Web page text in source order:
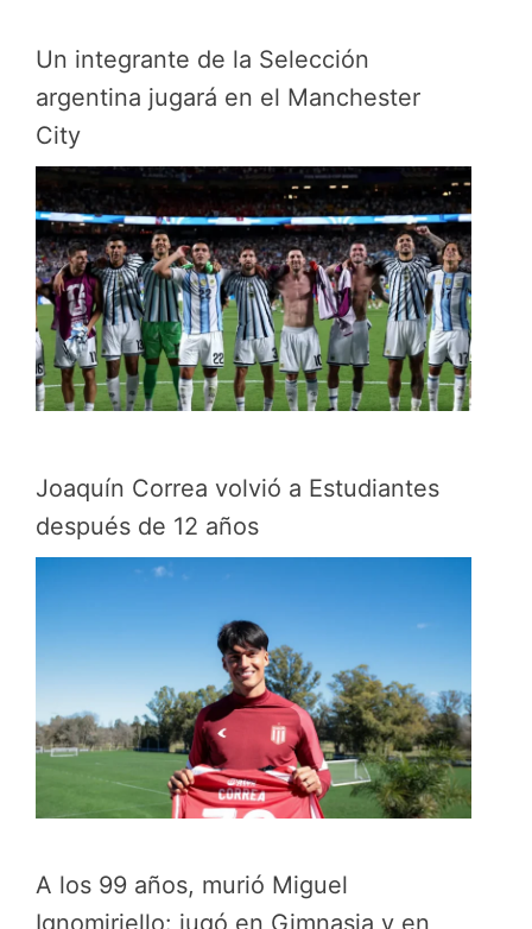
Un integrante de la Selección
argentina jugará en el Manchester
City
Joaquín Correa volvió a Estudiantes
después de 12 años
A los 99 años, murió Miguel
Ignomiriello: jugó en Gimnasia y en